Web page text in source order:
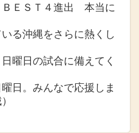
ＥＳＴ４進出 本当に
る沖縄をさらに熱くし
曜日の試合に備えてく
日。みんなで応援しま